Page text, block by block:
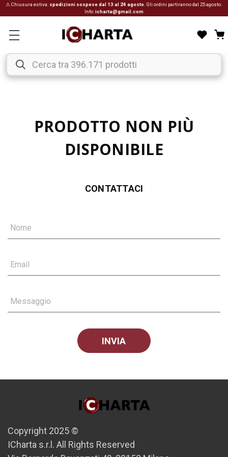
⚠ Chiusura estiva: spedizioni sospese dal 13 al 24 agosto . Gli ordini partiranno dal 25 agosto.
Info:icharta@gmail.com
PRODOTTO NON PIÙ
DISPONIBILE
CONTATTACI
Nome
Email
Messaggio
Copyright 2025 ©
ICharta s.r.l. All Rights Reserved